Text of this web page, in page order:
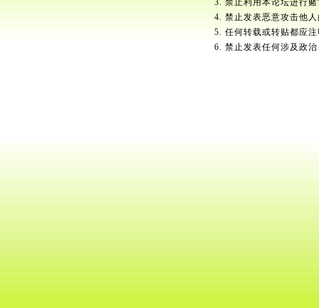
3. 禁止利用本论坛进行
4. 禁止发表恶意攻击他
5. 任何转载或转贴都应
6. 禁止发表任何涉及政